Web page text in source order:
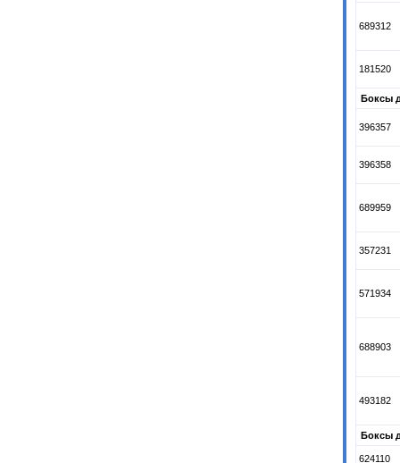
689312
181520
Боксы
396357
396358
689959
357231
571934
688903
493182
Боксы
624110